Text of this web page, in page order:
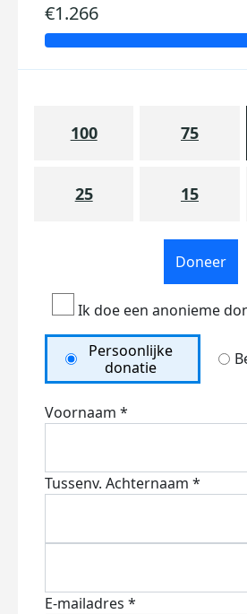
€1.266
100 75
25 15
Doneer
Ik doe een anonieme
Persoonlijke
donatie
Voornaam *
Tussenv. Achternaam *
E-mailadres *